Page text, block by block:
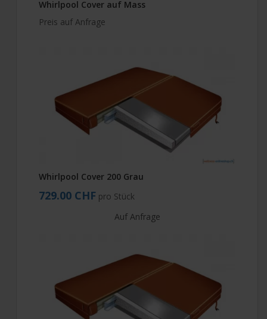
Whirlpool Cover auf Mass
Preis auf Anfrage
Whirlpool Cover 200 Grau
729.00 CHF pro Stück
Auf Anfrage